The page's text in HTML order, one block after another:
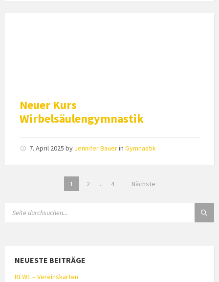
Neuer Kurs
Wirbelsäulengymnastik
7. April 2025 by Jennifer Bauerin Gymnastik
Seitennummerierung
1 2 … 4 Nächste
NEUESTE BEITRÄGE
REWE – Vereinskarten